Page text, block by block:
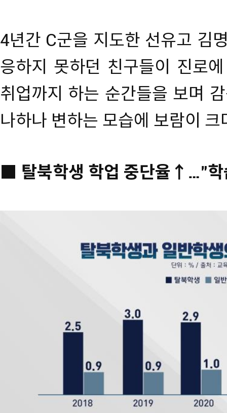
4년간 C군을 지도한 선유고 김
응하지 못하던 친구들이 진로
취업까지 하는 순간들을 보며
나하나 변하는 모습에 보람이
■ 탈북학생 학업 중단율↑…"학